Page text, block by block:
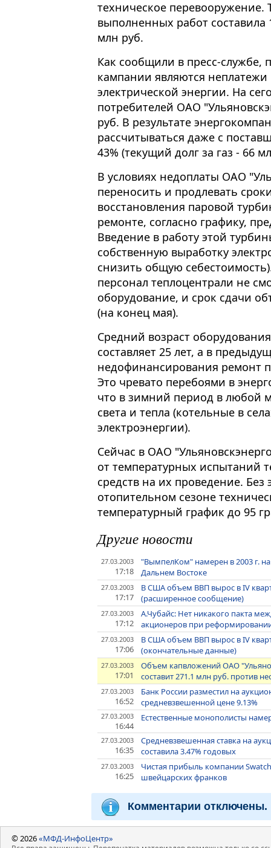
техническое перевооружение.
выполненных работ
млн руб.
Как сообщили в пресс-
кампании являются
электрической энергии. На
потребителей ОАО
руб. В результате
рассчитываться даже с
43% (текущий долг за газ - 66
В условиях недоплаты ОАО
переносить и продлевать
восстановления паровой
ремонте, согласно графику,
Введение в работу этой
собственную выработку
снизить общую
персонал теплоцентрали не
оборудование, и срок сдачи
(на конец мая).
Средний возраст
составляет 25 лет, а в
недофинансирования ремонт
Это чревато перебоями в
что в зимний период в любой
света и тепла (котельные в
электроэнергии).
Сейчас в ОАО
от температурных испытаний
средств на их проведение.
отопительном сезоне
температурный график до 95
Другие новости
27.03.2003
17:18
"ВымпелКом" намерен в 2003 г.
Дальнем Востоке
27.03.2003
17:17
В США объем ВВП вырос в IV
(расширенное сообщение)
27.03.2003
17:12
А.Чубайс: Нет никакого пакта
акционеров при
27.03.2003
17:06
В США объем ВВП вырос в IV
(окончательные данные)
27.03.2003
17:01
Объем капвложений ОАО
составит 271.1 млн руб. против
27.03.2003
16:52
Банк России разместил на
средневзвешенной цене 9.13%
27.03.2003
16:44
Естественные монополисты
27.03.2003
16:35
Средневзвешенная ставка на
составила 3.47% годовых
27.03.2003
16:25
Чистая прибыль компании
швейцарских франков
Комментарии отключены.
© 2026«МФД-ИнфоЦентр»